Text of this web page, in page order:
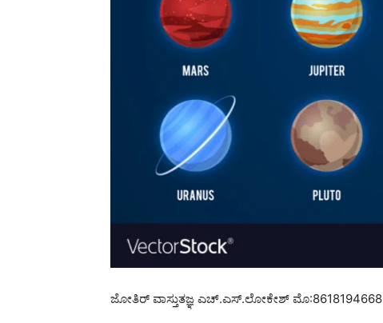
ಜೋತಿರ್ ವಾಸ್ತುತಜ್ಞ ಎಚ್.ಎಸ್.ಲೋಕೇಶ್ ಮೊ:8618194668